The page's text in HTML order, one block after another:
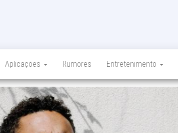
Aplicações Rumores Entretenimento